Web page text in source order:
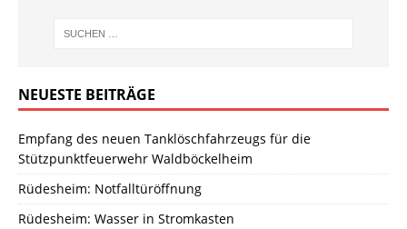
NEUESTE BEITRÄGE
Empfang des neuen Tanklöschfahrzeugs für die
Stützpunktfeuerwehr Waldböckelheim
Rüdesheim: Notfalltüröffnung
Rüdesheim: Wasser in Stromkasten